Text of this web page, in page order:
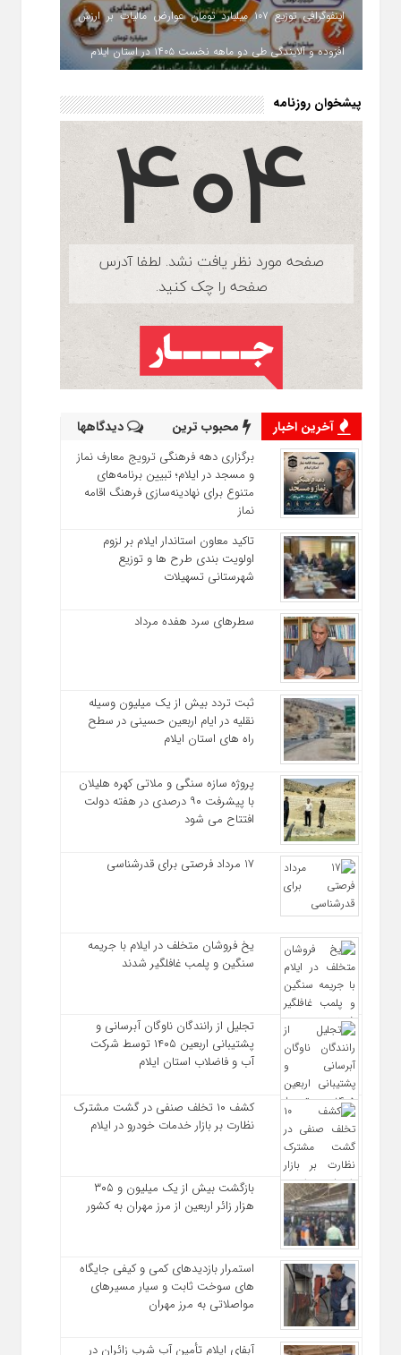
اینفوگرافی توزیع ۱۰۷ میلیارد تومان عوارض مالیات بر ارزش
افزوده و آلایندگی طی دو ماهه نخست ۱۴۰۵ در استان ایلام
پیشخوان روزنامه
آخرین اخبار محبوب ترین دیدگاهها
برگزاری دهه فرهنگی ترویج معارف نماز
و مسجد در ایلام؛ تبیین برنامه‌های
متنوع برای نهادینه‌سازی فرهنگ اقامه
نماز
تاکید معاون استاندار ایلام بر لزوم
اولویت‌ بندی طرح‌ ها و توزیع
شهرستانی تسهیلات
سطرهای سرد هفده مرداد
ثبت تردد بیش از یک میلیون وسیله
نقلیه در ایام اربعین حسینی در سطح
راه‌ های استان ایلام
پروژه سازه سنگی و ملاتی کهره هلیلان
با پیشرفت ۹۰ درصدی در هفته دولت
افتتاح می شود
17 مرداد فرصتی برای قدرشناسی
یخ‌ فروشان متخلف در ایلام با جریمه
سنگین و پلمب غافلگیر شدند
تجلیل از رانندگان ناوگان آبرسانی و
پشتیبانی اربعین ۱۴۰۵ توسط شرکت
آب و فاضلاب استان ایلام
کشف ۱۰ تخلف صنفی در گشت مشترک
نظارت بر بازار خدمات خودرو در ایلام
بازگشت بیش از یک میلیون و ۳۰۵
هزار زائر اربعین از مرز مهران به کشور
استمرار بازدیدهای کمی و کیفی جایگاه‌
های سوخت ثابت و سیار مسیرهای
مواصلاتی به مرز مهران
آبفای ایلام تأمین آب شرب زائران در